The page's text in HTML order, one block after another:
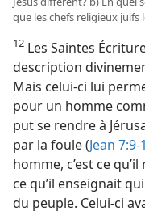
que les chefs religieux juifs
12 Les Saintes
description
Mais celui-ci lui
pour un homme
put se rendre à
par la foule (Jean 7:9-
homme, c’est ce
ce qu’il enseignait
du peuple. Celui-ci